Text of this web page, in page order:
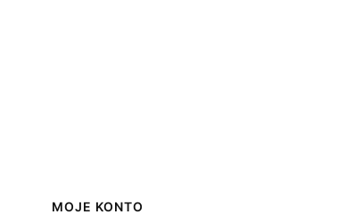
MOJE KONTO